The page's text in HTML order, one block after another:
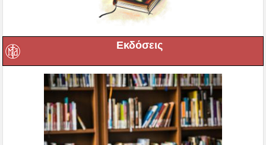
Εκδόσεις